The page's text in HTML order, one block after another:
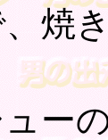
焼
ー